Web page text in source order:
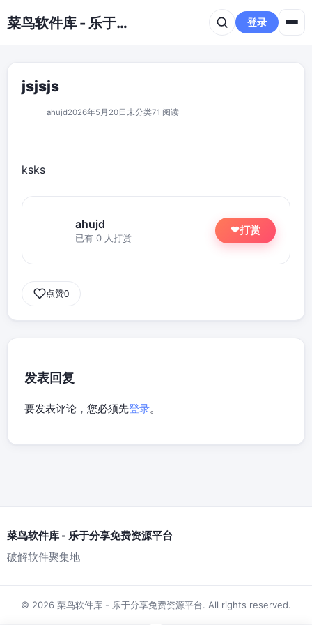
菜鸟软件库 - 乐于分享免费资源平台 登录
jsjsjs
ahujd2026年5月20日 未分类71 阅读
ksks
ahujd
已有 0 人打赏
❤打赏
点赞0
发表回复
要发表评论，您必须先登录。
菜鸟软件库 - 乐于分享免费资源平台
破解软件聚集地
© 2026 菜鸟软件库 - 乐于分享免费资源平台. All rights reserved.